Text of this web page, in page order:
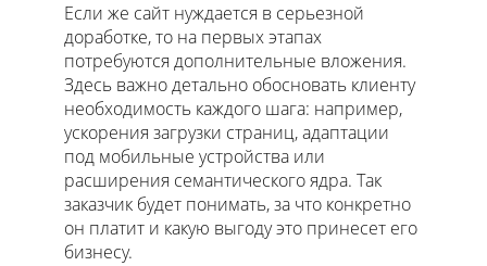
Если же сайт нуждается в серьезной
доработке, то на первых этапах
потребуются дополнительные вложения.
Здесь важно детально обосновать клиенту
необходимость каждого шага: например,
ускорения загрузки страниц, адаптации
под мобильные устройства или
расширения семантического ядра. Так
заказчик будет понимать, за что конкретно
он платит и какую выгоду это принесет его
бизнесу.